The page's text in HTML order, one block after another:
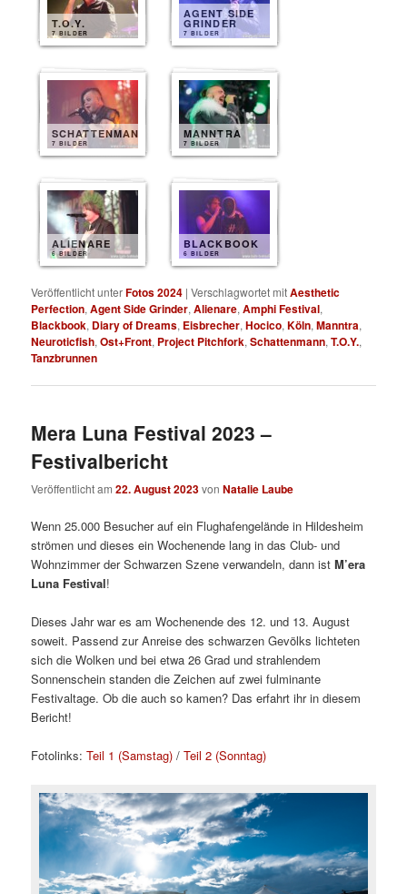
T.O.Y.
7 BILDER
AGENT SIDE
GRINDER
7 BILDER
SCHATTENMANN
7 BILDER
MANNTRA
7 BILDER
ALIENARE
6 BILDER
BLACKBOOK
6 BILDER
Veröffentlicht unterFotos 2024 |Verschlagwortet mitAesthetic
Perfection,Agent Side Grinder,Alienare,Amphi Festival,
Blackbook, Diary of Dreams, Eisbrecher,Hocico,Köln,Manntra,
Neuroticfish,Ost+Front, Project Pitchfork,Schattenmann,T.O.Y.,
Tanzbrunnen
Mera Luna Festival 2023 –
Festivalbericht
Veröffentlicht am22. August 2023vonNatalie Laube
Wenn 25.000 Besucher auf ein Flughafengelände in Hildesheim
strömen und dieses ein Wochenende lang in das Club- und
Wohnzimmer der Schwarzen Szene verwandeln, dann istM’era
Luna Festival!
Dieses Jahr war es am Wochenende des 12. und 13. August
soweit. Passend zur Anreise des schwarzen Gevölks lichteten
sich die Wolken und bei etwa 26 Grad und strahlendem
Sonnenschein standen die Zeichen auf zwei fulminante
Festivaltage. Ob die auch so kamen? Das erfahrt ihr in diesem
Bericht!
Fotolinks:Teil 1 (Samstag) /Teil 2 (Sonntag)